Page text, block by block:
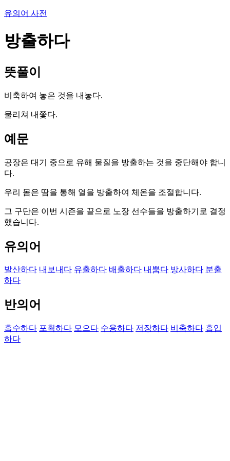
유의어 사전
방출하다
뜻풀이
비축하여 놓은 것을 내놓다.
물리쳐 내쫓다.
예문
공장은 대기 중으로 유해 물질을 방출하는 것을 중단해야 합니
다.
우리 몸은 땀을 통해 열을 방출하여 체온을 조절합니다.
그 구단은 이번 시즌을 끝으로 노장 선수들을 방출하기로 결정
했습니다.
유의어
발산하다 내보내다 유출하다 배출하다 내뿜다 방사하다 분출
하다
반의어
흡수하다 포획하다 모으다 수용하다 저장하다 비축하다 흡입
하다